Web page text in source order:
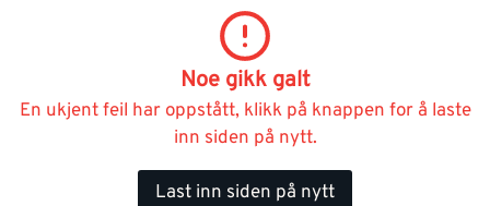
Noe gikk galt
En ukjent feil har oppstått, klikk på knappen for å laste
inn siden på nytt.
Last inn siden på nytt